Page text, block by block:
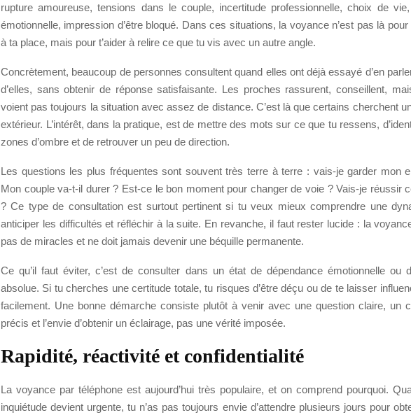
rupture amoureuse, tensions dans le couple, incertitude professionnelle, choix de
émotionnelle, impression d’être bloqué. Dans ces situations, la voyance n’est pas là pour
à ta place, mais pour t’aider à relire ce que tu vis avec un autre angle.
Concrètement, beaucoup de personnes consultent quand elles ont déjà essayé d’en
d’elles, sans obtenir de réponse satisfaisante. Les proches rassurent, conseillent,
voient pas toujours la situation avec assez de distance. C’est là que certains cherchent
extérieur. L’intérêt, dans la pratique, est de mettre des mots sur ce que tu ressens,
zones d’ombre et de retrouver un peu de direction.
Les questions les plus fréquentes sont souvent très terre à terre : vais-je garder mon
Mon couple va-t-il durer ? Est-ce le bon moment pour changer de voie ? Vais-je réussir
? Ce type de consultation est surtout pertinent si tu veux mieux comprendre une
anticiper les difficultés et réfléchir à la suite. En revanche, il faut rester lucide : la
pas de miracles et ne doit jamais devenir une béquille permanente.
Ce qu’il faut éviter, c’est de consulter dans un état de dépendance émotionnelle ou
absolue. Si tu cherches une certitude totale, tu risques d’être déçu ou de te laisser
facilement. Une bonne démarche consiste plutôt à venir avec une question claire, un
précis et l’envie d’obtenir un éclairage, pas une vérité imposée.
Rapidité, réactivité et confidentialité
La voyance par téléphone est aujourd’hui très populaire, et on comprend pourquoi.
inquiétude devient urgente, tu n’as pas toujours envie d’attendre plusieurs jours pour